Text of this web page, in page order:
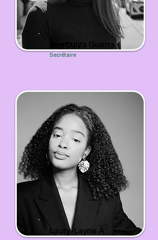
Ana Luiza Guerra
Secrétaire
Laury-Layne A.